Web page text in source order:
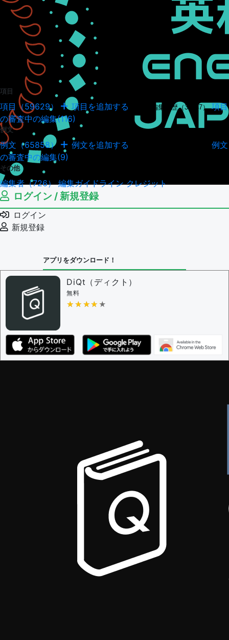
項目
項目（59629） 項目を追加する 項目の編集履歴（34947） 項目
の審査中の編集(116)
例文
例文（65858） 例文を追加する
例文
の審査中の編集(9)
その他
編集者（726）編集ガイドラインクレジット
ログイン / 新規登録
ログイン
新規登録
アプリをダウンロード！
DiQt（ディクト）
無料
★★★★★
★★★★★